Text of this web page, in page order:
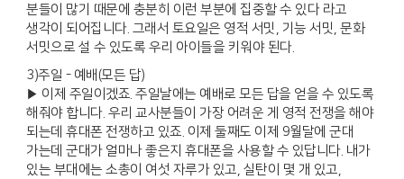
분들이 많기 때문에 충분히 이런 부분에 집중할 수 있다 라고
생각이 되어집니다. 그래서 토요일은 영적 서밋, 기능 서밋, 문화
서밋으로 설 수 있도록 우리 아이들을 키워야 된다.
3)주일 - 예배(모든 답)
▶ 이제 주일이겠죠. 주일날에는 예배로 모든 답을 얻을 수 있도록
해줘야 합니다. 우리 교사분들이 가장 어려운 게 영적 전쟁을 해야
되는데 휴대폰 전쟁하고 있죠. 이제 둘째도 이제 9월달에 군대
가는데 군대가 얼마나 좋은지 휴대폰을 사용할 수 있답니다. 내가
있는 부대에는 소총이 여섯 자루가 있고, 실탄이 몇 개 있고,